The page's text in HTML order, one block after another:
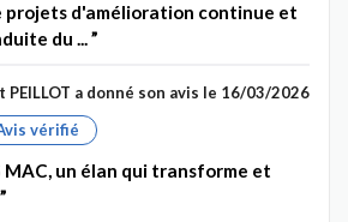
projets d'amélioration continue et
du ...
PEILLOT a donné son avis le 16/03/2026
vérifié
MAC, un élan qui transforme et